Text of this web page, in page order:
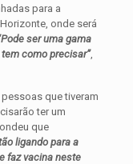
para a
onde será
ser uma gama
como precisar”,
que tiveram
ter um
que
ligando para a
faz vacina neste